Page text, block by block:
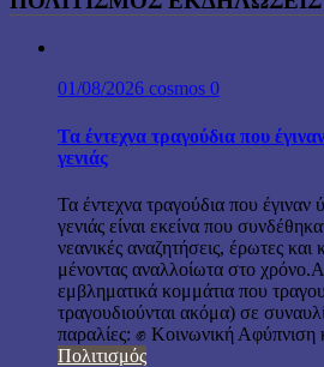
01/08/2026 cosmos 0
Τα έντεχνα τραγούδια που
γενιάς
Τα έντεχνα τραγούδια που έγιναν
γενιάς είναι εκείνα που
νεανικές αναζητήσεις, έρωτες και
μένοντας αναλλοίωτα στο
εμβληματικά κομμάτια που
τραγουδιούνται ακόμα) σε
παραλίες: ✊ Κοινωνική
Πολιτισμός